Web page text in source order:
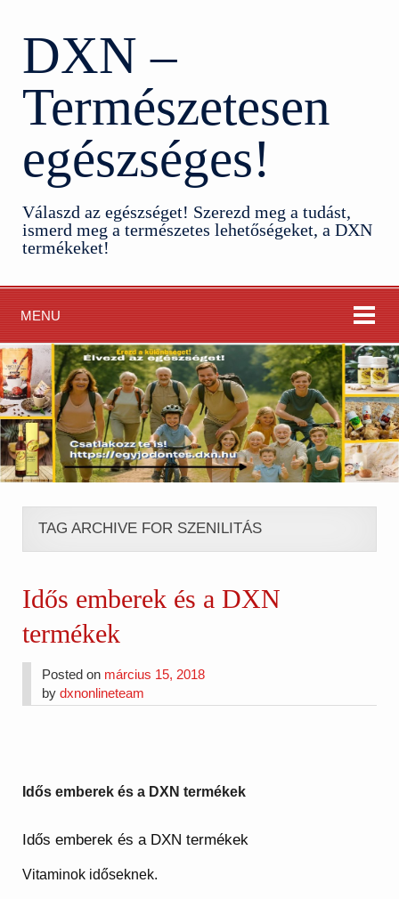
DXN –
Természetesen
egészséges!
Válaszd az egészséget! Szerezd meg a tudást,
ismerd meg a természetes lehetőségeket, a DXN
termékeket!
MENU
TAG ARCHIVE FOR SZENILITÁS
Idős emberek és a DXN
termékek
Posted on március 15, 2018
bydxnonlineteam
Idős emberek és a DXN termékek
Idős emberek és a DXN termékek
Vitaminok időseknek.